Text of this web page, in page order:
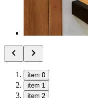
item 0
item 1
item 2